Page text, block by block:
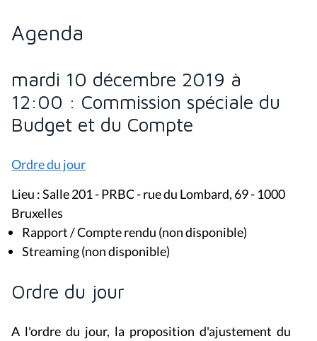
Agenda
mardi 10 décembre 2019 à
12:00 : Commission spéciale du
Budget et du Compte
Ordre du jour
Lieu : Salle 201 - PRBC - rue du Lombard, 69 - 1000
Bruxelles
Rapport / Compte rendu (non disponible)
Streaming (non disponible)
Ordre du jour
A l'ordre du jour, la proposition d'ajustement du